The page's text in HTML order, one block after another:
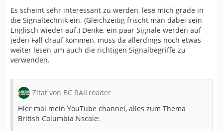
Es scheint sehr interessant zu werden, lese mich grade in
die Signaltechnik ein. (Gleichzeitig frischt man dabei sein
Englisch wieder auf.) Denke, ein paar Signale werden auf
jeden Fall drauf kommen, muss da allerdings noch etwas
weiter lesen um auch die richtigen Signalbegriffe zu
verwenden.
Zitat von BC RAILroader
Hier mal mein YouTube channel, alles zum Thema
British Columbia Nscale: